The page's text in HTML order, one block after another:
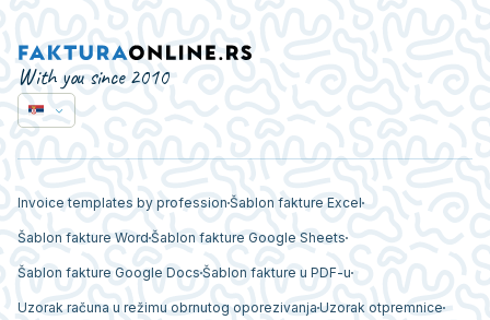
With you since 2010
Invoice templates by profession Šablon fakture Excel
Šablon fakture Word Šablon fakture Google Sheets
Šablon fakture Google Docs Šablon fakture u PDF-u
Uzorak računa u režimu obrnutog oporezivanja Uzorak otpremnice